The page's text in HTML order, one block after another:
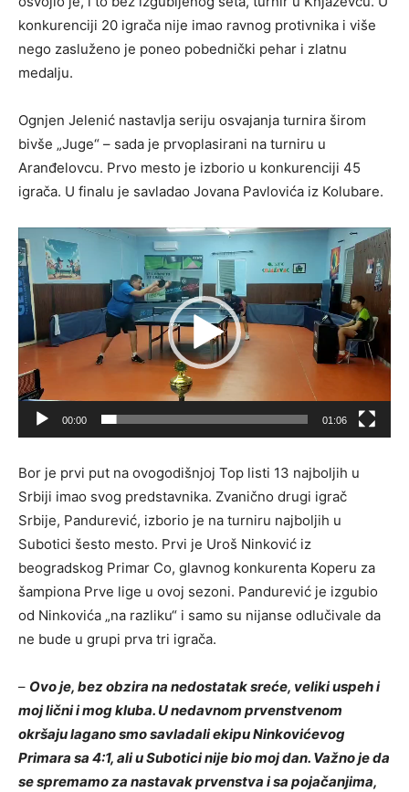
konkurenciji 20 igrača nije imao ravnog protivnika i više
nego zasluženo je poneo pobednički pehar i zlatnu
medalju.
Ognjen Jelenić nastavlja seriju osvajanja turnira širom
bivše „Juge“ – sada je prvoplasirani na turniru u
Aranđelovcu. Prvo mesto je izborio u konkurenciji 45
igrača. U finalu je savladao Jovana Pavlovića iz Kolubare.
P
r
e
g
d
a
i
d
e
o
z
a
p
i
a
00:00 01:06
Bor je prvi put na ovogodišnjoj Top listi 13 najboljih u
Srbiji imao svog predstavnika. Zvanično drugi igrač
Srbije, Pandurević, izborio je na turniru najboljih u
Subotici šesto mesto. Prvi je Uroš Ninković iz
beogradskog Primar Co, glavnog konkurenta Koperu za
šampiona Prve lige u ovoj sezoni. Pandurević je izgubio
od Ninkovića „na razliku“ i samo su nijanse odlučivale da
ne bude u grupi prva tri igrača.
– Ovo je, bez obzira na nedostatak sreće, veliki uspeh i
moj lični i mog kluba. U nedavnom prvenstvenom
okršaju lagano smo savladali ekipu Ninkovićevog
Primara sa 4:1, ali u Subotici nije bio moj dan. Važno je da
se spremamo za nastavak prvenstva i sa pojačanjima,